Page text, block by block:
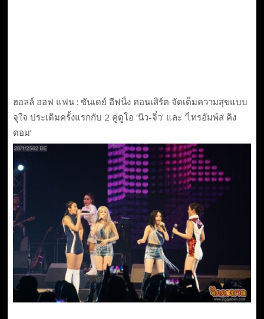
ฮอลล์ ออฟ แฟน : ซันเดย์ อีฟนิ่ง คอนเสิร์ต จัดเต็มความสุขแบบ
จุใจ ประเดิมครั้งแรกกับ 2 คู่ดูโอ ‘นิว-จิ๋ว’ และ ‘ไทรอัมพ์ส คิง
ดอม’